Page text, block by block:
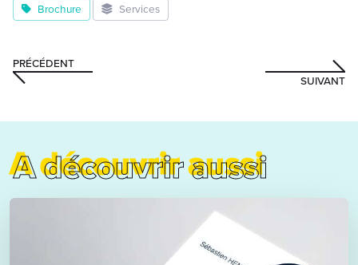
Brochure Services
PRÉCÉDENT
SUIVANT
A découvrir aussi
A découvrir aussi